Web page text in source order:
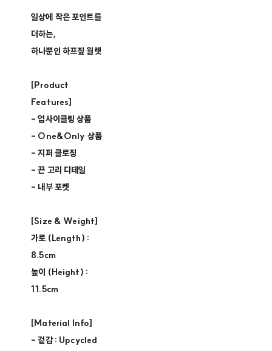
일상에 작은 포인트를
더하는,
하나뿐인 하프짚 월렛
[Product
Features]
- 업사이클링 상품 ​
- One&Only 상품 ​
- 지퍼 클로징​
- 끈 고리 디테일
- 내부 포켓
[Size & Weight]
가로 (Length) :
8.5cm
높이 (Height) :
11.5cm
[Material Info]
- 겉감 : Upcycled